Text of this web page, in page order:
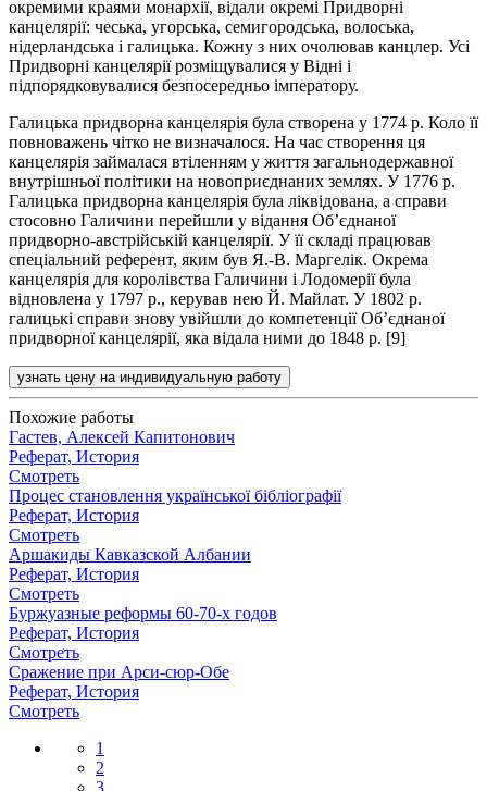
окремими краями монархії, відали окремі Придворні
канцелярії: чеська, угорська, семигородська, волоська,
нідерландська і галицька. Кожну з них очолював канцлер. Усі
Придворні канцелярії розміщувалися у Відні і
підпорядковувалися безпосередньо імператору.
Галицька придворна канцелярія була створена у 1774 р. Коло її
повноважень чітко не визначалося. На час створення ця
канцелярія займалася втіленням у життя загальнодержавної
внутрішньої політики на новоприєднаних землях. У 1776 р.
Галицька придворна канцелярія була ліквідована, а справи
стосовно Галичини перейшли у відання Об’єднаної
придворно-австрійській канцелярії. У її складі працював
спеціальний референт, яким був Я.-В. Маргелік. Окрема
канцелярія для королівства Галичини і Лодомерії була
відновлена у 1797 р., керував нею Й. Майлат. У 1802 р.
галицькі справи знову увійшли до компетенції Об’єднаної
придворної канцелярії, яка відала ними до 1848 р. [9]
узнать цену на индивидуальную работу
Похожие работы
Гастев, Алексей Капитонович
Реферат, История
Смотреть
Процес становлення української бібліографії
Реферат, История
Смотреть
Аршакиды Кавказской Албании
Реферат, История
Смотреть
Буржуазные реформы 60-70-х годов
Реферат, История
Смотреть
Сражение при Арси-сюр-Обе
Реферат, История
Смотреть
1
2
3